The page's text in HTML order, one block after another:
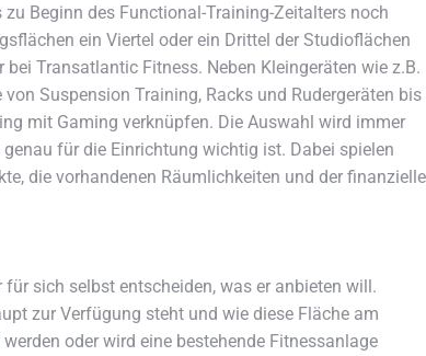
Beginn des Functional-Training-Zeitalters noch
ein Viertel oder ein Drittel der Studioflächen
Transatlantic Fitness. Neben Kleingeräten wie z.B.
Suspension Training, Racks und Rudergeräten bis
mit Gaming verknüpfen. Die Auswahl wird immer
für die Einrichtung wichtig ist. Dabei spielen
die vorhandenen Räumlichkeiten und der finanzielle
sich selbst entscheiden, was er anbieten will.
zur Verfügung steht und wie diese Fläche am
oder wird eine bestehende Fitnessanlage